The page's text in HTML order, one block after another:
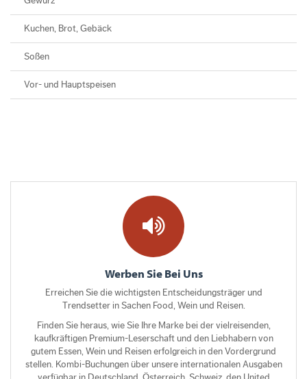
Kuchen, Brot, Gebäck
Soßen
Vor- und Hauptspeisen
Werben Sie Bei Uns
Erreichen Sie die wichtigsten Entscheidungsträger und
Trendsetter in Sachen Food, Wein und Reisen.
Finden Sie heraus, wie Sie Ihre Marke bei der vielreisenden,
kaufkräftigen Premium-Leserschaft und den Liebhabern von
gutem Essen, Wein und Reisen erfolgreich in den Vordergrund
stellen. Kombi-Buchungen über unsere internationalen Ausgaben